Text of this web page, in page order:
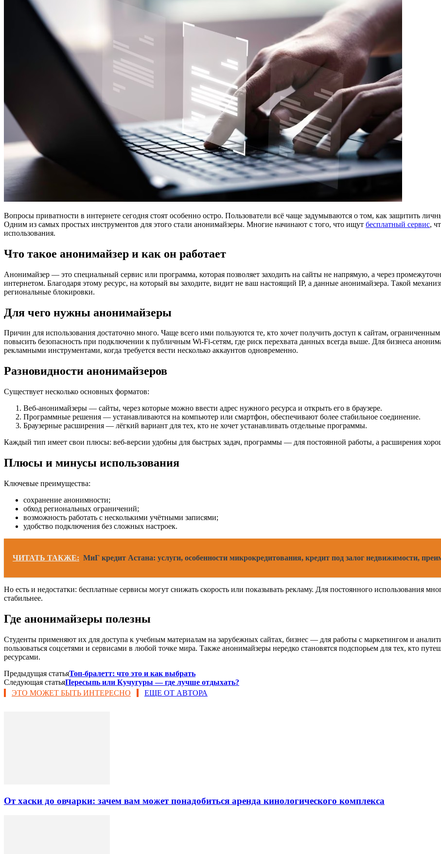
Вопросы приватности в интернете сегодня стоят особенно остро. Пользователи всё чаще задумываются о том, как защитить
Одним из самых простых инструментов для этого стали анонимайзеры. Многие начинают с того, что ищут бесплатный сервис,
использования.
Что такое анонимайзер и как он работает
Анонимайзер — это специальный сервис или программа, которая позволяет заходить на сайты не напрямую, а через
интернетом. Благодаря этому ресурс, на который вы заходите, видит не ваш настоящий IP, а данные анонимайзера. Такой
региональные блокировки.
Для чего нужны анонимайзеры
Причин для использования достаточно много. Чаще всего ими пользуются те, кто хочет получить доступ к сайтам,
повысить безопасность при подключении к публичным Wi-Fi-сетям, где риск перехвата данных всегда выше. Для бизнеса
рекламными инструментами, когда требуется вести несколько аккаунтов одновременно.
Разновидности анонимайзеров
Существует несколько основных форматов:
Веб-анонимайзеры — сайты, через которые можно ввести адрес нужного ресурса и открыть его в браузере.
Программные решения — устанавливаются на компьютер или смартфон, обеспечивают более стабильное соединение.
Браузерные расширения — лёгкий вариант для тех, кто не хочет устанавливать отдельные программы.
Каждый тип имеет свои плюсы: веб-версии удобны для быстрых задач, программы — для постоянной работы, а расширения
Плюсы и минусы использования
Ключевые преимущества:
сохранение анонимности;
обход региональных ограничений;
возможность работать с несколькими учётными записями;
удобство подключения без сложных настроек.
ЧИТАТЬ ТАКЖЕ: МиГ кредит Астана: услуги, особенности микрокредитования, кредит под залог недвижимости,
Но есть и недостатки: бесплатные сервисы могут снижать скорость или показывать рекламу. Для постоянного использования
стабильнее.
Где анонимайзеры полезны
Студенты применяют их для доступа к учебным материалам на зарубежных сайтах, бизнес — для работы с маркетингом и
пользоваться соцсетями и сервисами в любой точке мира. Также анонимайзеры нередко становятся подспорьем для тех, кто
ресурсами.
Предыдущая статьяТоп-бралетт: что это и как выбрать
Следующая статьяПересыпь или Кучугуры — где лучше отдыхать?
ЭТО МОЖЕТ БЫТЬ ИНТЕРЕСНО
ЕЩЕ ОТ АВТОРА
От хаски до овчарки: зачем вам может понадобиться аренда кинологического комплекса